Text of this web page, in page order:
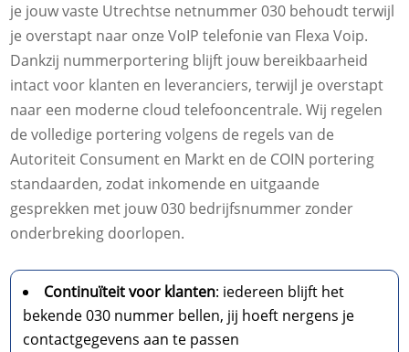
je jouw vaste Utrechtse netnummer 030 behoudt terwijl
je overstapt naar onze VoIP telefonie van Flexa Voip.
Dankzij nummerportering blijft jouw bereikbaarheid
intact voor klanten en leveranciers, terwijl je overstapt
naar een moderne cloud telefooncentrale. Wij regelen
de volledige portering volgens de regels van de
Autoriteit Consument en Markt en de COIN portering
standaarden, zodat inkomende en uitgaande
gesprekken met jouw 030 bedrijfsnummer zonder
onderbreking doorlopen.
Continuïteit voor klanten: iedereen blijft het
bekende 030 nummer bellen, jij hoeft nergens je
contactgegevens aan te passen